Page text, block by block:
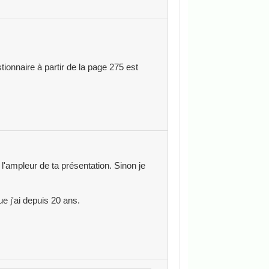
à partir de la page 275 est
de ta présentation. Sinon je
j'ai depuis 20 ans.